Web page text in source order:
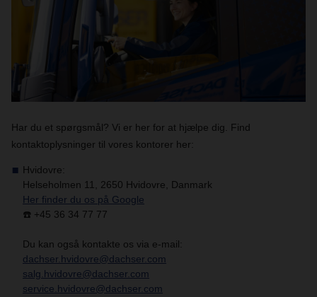
Har du et spørgsmål? Vi er her for at hjælpe dig. Find
kontaktoplysninger til vores kontorer her:
Hvidovre:
Helseholmen 11, 2650 Hvidovre, Danmark
Her finder du os på Google
☎️ +45 36 34 77 77
Du kan også kontakte os via e-mail:
dachser.hvidovre@dachser.com
salg.hvidovre@dachser.com
service.hvidovre@dachser.com